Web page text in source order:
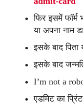
फिर इसमें फॉर्म
या अपना नाम
इसके बाद पिता
इसके बाद
I’m not a
एडमिट का